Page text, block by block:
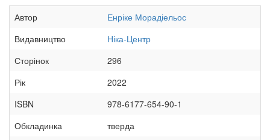
Автор
Енріке Морадіельос
Видавництво
Ніка-Центр
Сторінок
296
Рік
2022
ISBN
978-6177-654-90-1
Обкладинка
тверда